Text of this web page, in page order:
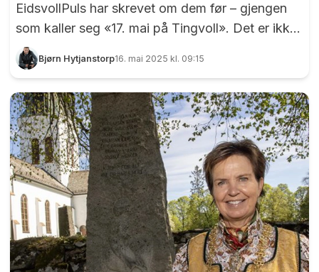
EidsvollPuls har skrevet om dem før – gjengen
som kaller seg «17. mai på Tingvoll». Det er ikke
så mye som er nytt siden sist, bortsett fra at det
begynner å brenne et blått lys for fortsatt 17.
Tingvoll hver 17. mai i flere generasjoner. Foto:
Fridtjof Solberg
Bjørn Hytjanstorp16. mai 2025 kl. 09:15